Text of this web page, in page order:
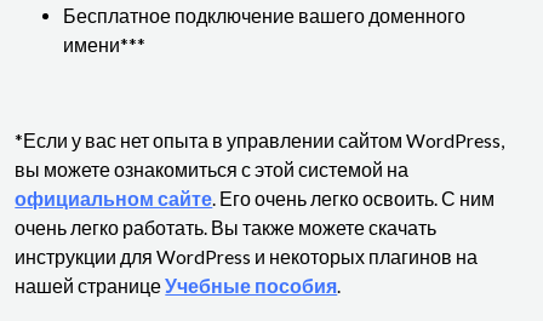
Бесплатное подключение вашего доменного
имени***
*Если у вас нет опыта в управлении сайтом WordPress,
вы можете ознакомиться с этой системой на
официальном сайте. Его очень легко освоить. С ним
очень легко работать. Вы также можете скачать
инструкции для WordPress и некоторых плагинов на
нашей страницеУчебные пособия.